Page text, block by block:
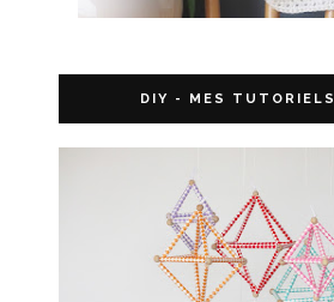
DIY - MES TUTORIELS